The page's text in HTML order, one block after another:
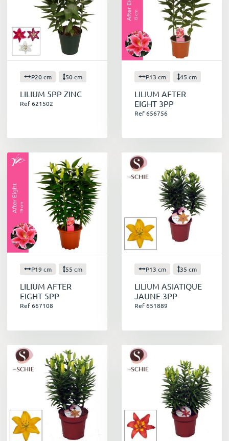
P20 cm 50 cm
LILIUM 5PP ZINC
Ref 621502
P13 cm 45 cm
LILIUM AFTER
EIGHT 3PP
Ref 656756
P19 cm 55 cm
LILIUM AFTER
EIGHT 5PP
Ref 667108
P13 cm 35 cm
LILIUM ASIATIQUE
JAUNE 3PP
Ref 651889